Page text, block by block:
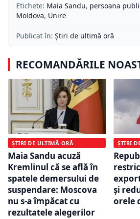
Etichete: Maia Sandu, persoana
Moldova, Unire
Publicat în: Știri de ultimă oră
RECOMANDĂRILE
ȘTIRI DE ULTIMĂ ORĂ
Maia Sandu acuză
Kremlinul că se află în
spatele demersului de
suspendare: Moscova
nu s-a împăcat cu
rezultatele alegerilor
ȘTIRI
și
orele